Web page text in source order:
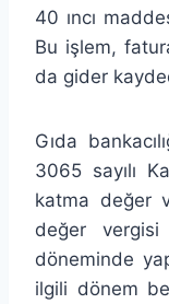
40 ıncı
Bu işlem,
da gider
Gıda
3065 sayılı
katma değer
değer vergisi
döneminde
ilgili dönem